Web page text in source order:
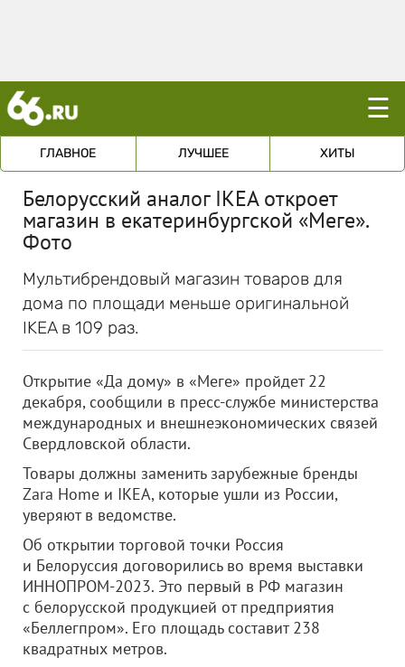
☰
ГЛАВНОЕ ЛУЧШЕЕ ХИТЫ
Белорусский аналог IKEA откроет
магазин в екатеринбургской «Меге».
Фото
Мультибрендовый магазин товаров для
дома по площади меньше оригинальной
IKEA в 109 раз.
Открытие «Да дому» в «Меге» пройдет 22
декабря, сообщили в пресс-службе министерства
международных и внешнеэкономических связей
Свердловской области.
Товары должны заменить зарубежные бренды
Zara Home и IKEA, которые ушли из России,
уверяют в ведомстве.
Об открытии торговой точки Россия
и Белоруссия договорились во время выставки
ИННОПРОМ-2023. Это первый в РФ магазин
с белорусской продукцией от предприятия
«Беллегпром». Его площадь составит 238
квадратных метров.